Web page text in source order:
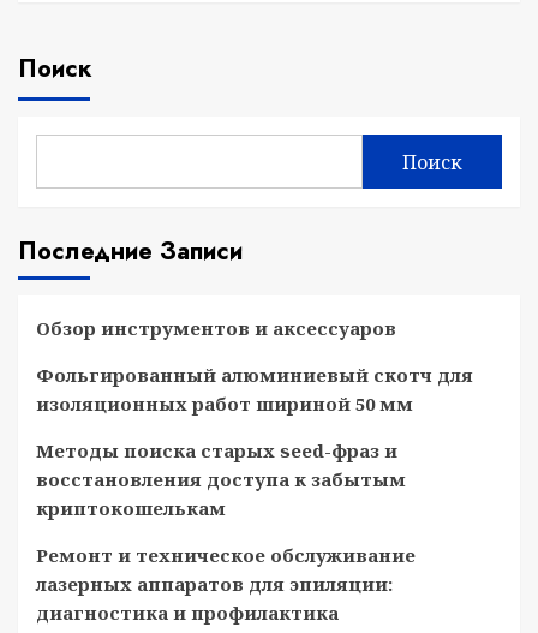
Поиск
Поиск
Последние Записи
Обзор инструментов и аксессуаров
Фольгированный алюминиевый скотч для
изоляционных работ шириной 50 мм
Методы поиска старых seed-фраз и
восстановления доступа к забытым
криптокошелькам
Ремонт и техническое обслуживание
лазерных аппаратов для эпиляции:
диагностика и профилактика